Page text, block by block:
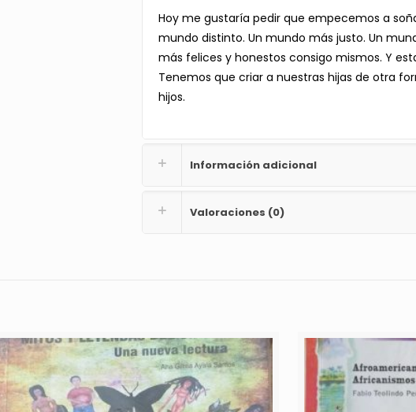
Hoy me gustaría pedir que empecemos a
mundo distinto. Un mundo más justo. Un
más felices y honestos consigo mismos. Y
Tenemos que criar a nuestras hijas de otra
hijos.
Información adicional
Valoraciones (0)